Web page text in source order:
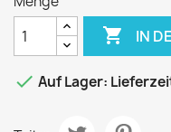
 IN
 Auf Lager: